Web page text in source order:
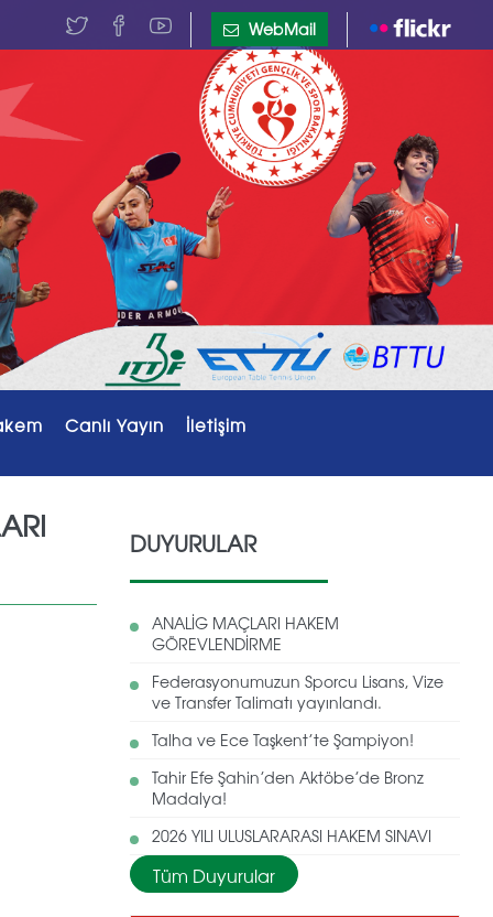
WebMail
Canlı Yayın İletişim
DUYURULAR
ANALİG MAÇLARI HAKEM
GÖREVLENDİRME
Federasyonumuzun Sporcu Lisans, Vize
ve Transfer Talimatı yayınlandı.
Talha ve Ece Taşkent’te Şampiyon!
Tahir Efe Şahin’den Aktöbe’de Bronz
Madalya!
2026 YILI ULUSLARARASI HAKEM SINAVI
Tüm Duyurular